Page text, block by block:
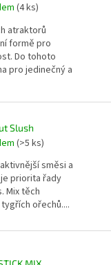
(4 ks)
atraktorů
formě pro
Do tohoto
pro jedinečný a
Slush
(>5 ks)
směsi a
priorita řady
Mix těch
ořechů....